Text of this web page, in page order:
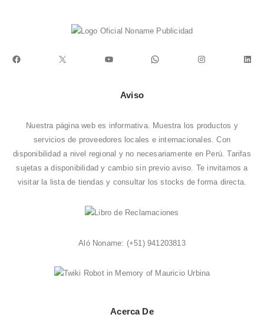
Facebook X YouTube WhatsApp Instagram
Aviso
Nuestra página web es informativa. Muestra los productos y
servicios de proveedores locales e internacionales. Con
disponibilidad a nivel regional y no necesariamente en Perú. Tarifas
sujetas a disponibilidad y cambio sin previo aviso. Te invitamos a
visitar la lista de tiendas y consultar los stocks de forma directa.
Aló Noname: (+51) 941203813
Acerca De